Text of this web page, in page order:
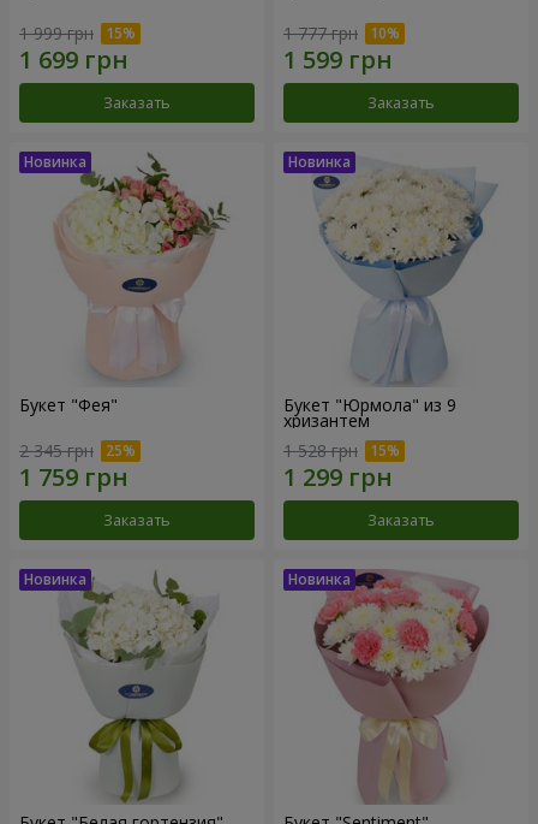
1 999 грн
Заказать
1 777 грн
Заказать
Букет "Фея"
2 345 грн
Заказать
Букет "Юрмола" из 9
хризантем
1 528 грн
Заказать